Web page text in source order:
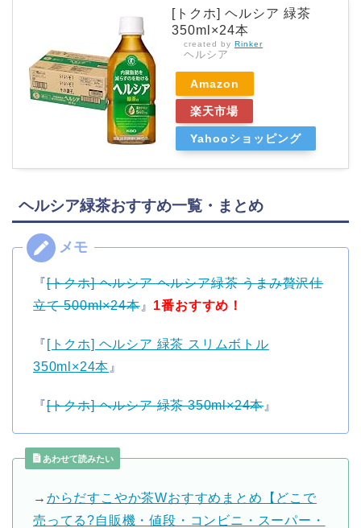
[トクホ] ヘルシア 緑茶
350ml×24本
created by Rinker
ヘルシア
Amazon
楽天市場
Yahooショッピング
ヘルシア緑茶おすすめ一覧・まとめ
『[トクホ] ヘルシア ヘルシア緑茶 うまみ贅沢仕
立て 500ml×24本』 1番おすすめ！
『 [トクホ] ヘルシア 緑茶 スリムボトル
350ml×24本 』
『[トクホ] ヘルシア 緑茶 350ml×24本』
あわせて読みたい
→ からだすこやか茶Wおすすめまとめ【どこで
売ってる?自販機・値段・コンビニ・スーパー・